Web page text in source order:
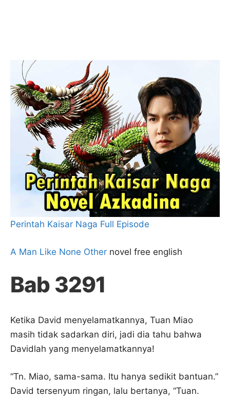
Perintah Kaisar Naga Full Episode
A Man Like None Other novel free english
Bab 3291
Ketika David menyelamatkannya, Tuan Miao
masih tidak sadarkan diri, jadi dia tahu bahwa
Davidlah yang menyelamatkannya!
“Tn. Miao, sama-sama. Itu hanya sedikit bantuan.”
David tersenyum ringan, lalu bertanya, “Tuan.